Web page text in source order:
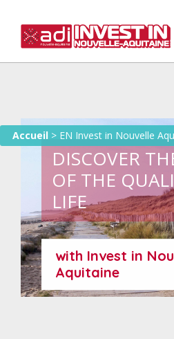
content
Accueil > EN Invest in Nouvelle
DISCOVER
OF THE
LIFE
with Invest in
Aquitaine